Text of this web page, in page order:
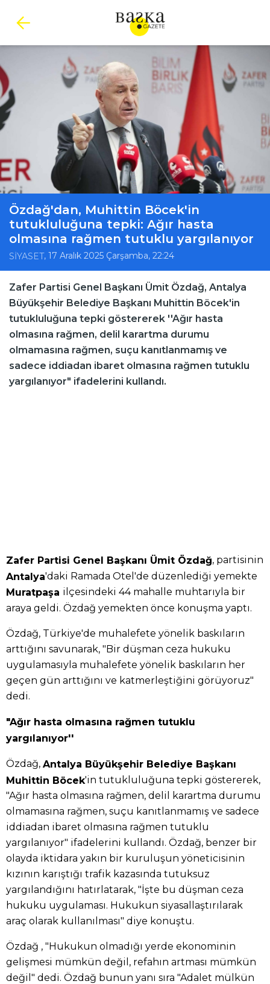
Özdağ'dan, Muhittin Böcek'in
tutukluluğuna tepki: Ağır hasta
olmasına rağmen tutuklu yargılanıyor
SİYASET, 17 Aralık 2025 Çarşamba, 22:24
Zafer Partisi Genel Başkanı Ümit Özdağ, Antalya
Büyükşehir Belediye Başkanı Muhittin Böcek'in
tutukluluğuna tepki göstererek ''Ağır hasta
olmasına rağmen, delil karartma durumu
olmamasına rağmen, suçu kanıtlanmamış ve
sadece iddiadan ibaret olmasına rağmen tutuklu
yargılanıyor" ifadelerini kullandı.
Zafer Partisi Genel Başkanı Ümit Özdağ, partisinin
Antalya'daki Ramada Otel'de düzenlediği yemekte
Muratpaşa ilçesindeki 44 mahalle muhtarıyla bir
araya geldi. Özdağ yemekten önce konuşma yaptı.
Özdağ, Türkiye'de muhalefete yönelik baskıların
arttığını savunarak, "Bir düşman ceza hukuku
uygulamasıyla muhalefete yönelik baskıların her
geçen gün arttığını ve katmerleştiğini görüyoruz"
dedi.
"Ağır hasta olmasına rağmen tutuklu
yargılanıyor''
Özdağ, Antalya Büyükşehir Belediye Başkanı
Muhittin Böcek'in tutukluluğuna tepki göstererek,
"Ağır hasta olmasına rağmen, delil karartma durumu
olmamasına rağmen, suçu kanıtlanmamış ve sadece
iddiadan ibaret olmasına rağmen tutuklu
yargılanıyor" ifadelerini kullandı. Özdağ, benzer bir
olayda iktidara yakın bir kuruluşun yöneticisinin
kızının karıştığı trafik kazasında tutuksuz
yargılandığını hatırlatarak, "İşte bu düşman ceza
hukuku uygulaması. Hukukun siyasallaştırılarak
araç olarak kullanılması" diye konuştu.
Özdağ , "Hukukun olmadığı yerde ekonominin
gelişmesi mümkün değil, refahın artması mümkün
değil" dedi. Özdağ bunun yanı sıra "Adalet mülkün